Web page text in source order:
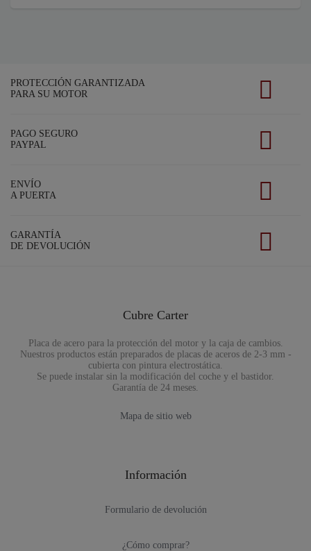
PROTECCIÓN GARANTIZADA
PARA SU MOTOR
PAGO SEGURO
PAYPAL
ENVÍO
A PUERTA
GARANTÍA
DE DEVOLUCIÓN
Cubre Carter
Placa de acero para la protección del motor y la caja de cambios.
Nuestros productos están preparados de placas de aceros de 2-3 mm -
cubierta con pintura electrostática.
Se puede instalar sin la modificación del coche y el bastidor.
Garantía de 24 meses.
Mapa de sitio web
Información
Formulario de devolución
¿Cómo comprar?